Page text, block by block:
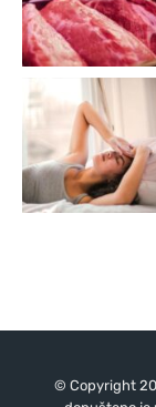
© Copyright